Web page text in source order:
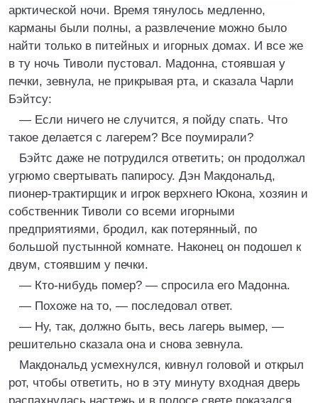
арктической ночи. Время тянулось медленно,
карманы были полны, а развлечение можно было
найти только в питейных и игорных домах. И все же
в ту ночь Тиволи пустовал. Мадонна, стоявшая у
печки, зевнула, не прикрывая рта, и сказала Чарли
Бэйтсу:
— Если ничего не случится, я пойду спать. Что
такое делается с лагерем? Все поумирали?
Бэйтс даже не потрудился ответить; он продолжал
угрюмо свертывать папиросу. Дэн Макдональд,
пионер-трактирщик и игрок верхнего Юкона, хозяин и
собственник Тиволи со всеми игорными
предприятиями, бродил, как потерянный, по
большой пустынной комнате. Наконец он подошел к
двум, стоявшим у печки.
— Кто-нибудь помер? — спросила его Мадонна.
— Похоже на то, — последовал ответ.
— Ну, так, должно быть, весь лагерь вымер, —
решительно сказала она и снова зевнула.
Макдональд усмехнулся, кивнул головой и открыл
рот, чтобы ответить, но в эту минуту входная дверь